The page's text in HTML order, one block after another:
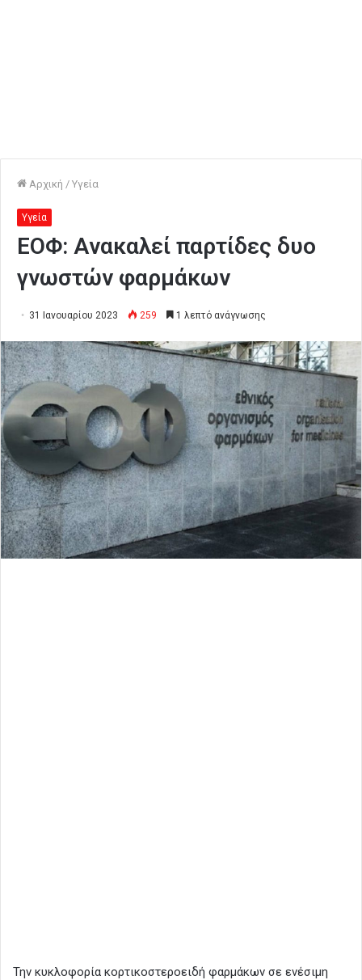
Αρχική / Υγεία
Υγεία
ΕΟΦ: Aνακαλεί παρτίδες δυο
γνωστών φαρμάκων
31 Ιανουαρίου 2023 259 1 λεπτό ανάγνωσης
Την κυκλοφορία κορτικοστεροειδή φαρμάκων σε ενέσιμη